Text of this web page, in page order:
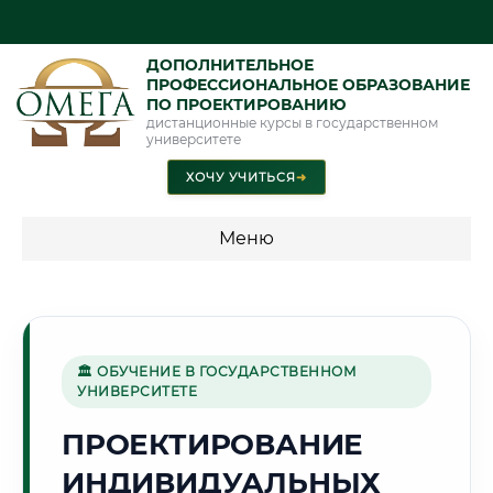
ДОПОЛНИТЕЛЬНОЕ
ПРОФЕССИОНАЛЬНОЕ ОБРАЗОВАНИЕ
ПО ПРОЕКТИРОВАНИЮ
дистанционные курсы в государственном
университете
ХОЧУ УЧИТЬСЯ➜
Меню
🏰
Г. САНКТ-ПЕТЕРБУРГ
🏛 ОБУЧЕНИЕ В ГОСУДАРСТВЕННОМ
УНИВЕРСИТЕТЕ
ПРОЕКТИРОВАНИЕ
ИНДИВИДУАЛЬНЫХ